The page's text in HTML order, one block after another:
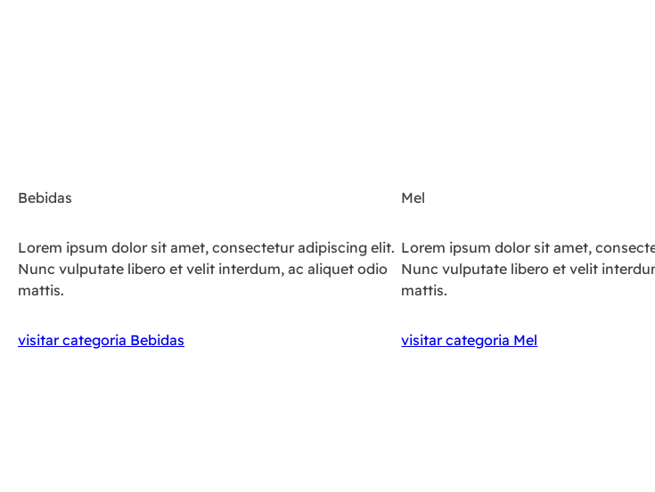
Bebidas
Lorem ipsum dolor sit amet, consectetur adipiscing elit.
Nunc vulputate libero et velit interdum, ac aliquet odio
mattis.
visitar categoria Bebidas
Mel
Lorem ipsum dolor sit amet,
Nunc vulputate libero et velit
mattis.
visitar categoria Mel